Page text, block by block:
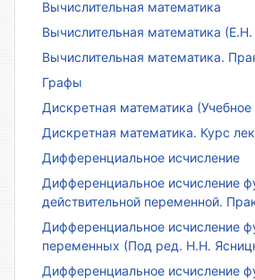
Вычислительная математика
Вычислительная математика (Е.Н.
Вычислительная математика.
Графы
Дискретная математика (Учебное
Дискретная математика. Курс
Дифференциальное исчисление
Дифференциальное исчисление
действительной переменной.
Дифференциальное исчисление
переменных (Под ред. Н.Н.
Дифференциальное исчисление